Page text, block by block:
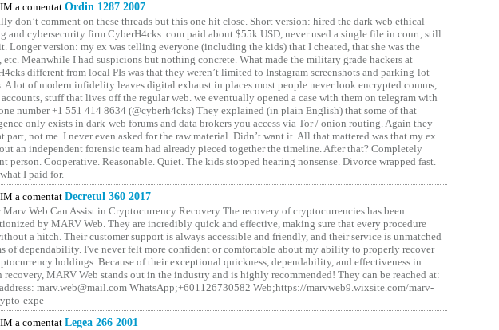
a comentatOrdin 1287 2007
don’t comment on these threads but this one hit close. Short version: hired the dark web ethical
and cybersecurity firm CyberH4cks. com paid about $55k USD, never used a single file in court, still
Longer version: my ex was telling everyone (including the kids) that I cheated, that she was the
Meanwhile I had suspicions but nothing concrete. What made the military grade hackers at
different from local PIs was that they weren’t limited to Instagram screenshots and parking-lot
A lot of modern infidelity leaves digital exhaust in places most people never look encrypted comms,
stuff that lives off the regular web. we eventually opened a case with them on telegram with
number +1 551 414 8634 (@cyberh4cks) They explained (in plain English) that some of that
only exists in dark-web forums and data brokers you access via Tor / onion routing. Again they
part, not me. I never even asked for the raw material. Didn’t want it. All that mattered was that my ex
an independent forensic team had already pieced together the timeline. After that? Completely
person. Cooperative. Reasonable. Quiet. The kids stopped hearing nonsense. Divorce wrapped fast.
what I paid for.
a comentatDecretul 360 2017
Marv Web Can Assist in Cryptocurrency Recovery The recovery of cryptocurrencies has been
by MARV Web. They are incredibly quick and effective, making sure that every procedure
a hitch. Their customer support is always accessible and friendly, and their service is unmatched
of dependability. I've never felt more confident or comfortable about my ability to properly recover
holdings. Because of their exceptional quickness, dependability, and effectiveness in
MARV Web stands out in the industry and is highly recommended! They can be reached at:
marv.web@mail.com WhatsApp;+601126730582 Web;https://marvweb9.wixsite.com/marv-
expe
a comentatLegea 266 2001